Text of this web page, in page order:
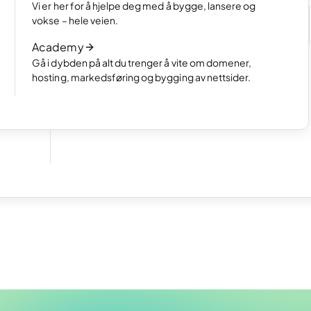
Vi er her for å hjelpe deg med å bygge, lansere og
vokse – hele veien.
Academy
Gå i dybden på alt du trenger å vite om domener,
hosting, markedsføring og bygging av nettsider.
Les artikkelen
Slik fungerer AI-basert nettsidebygging
Les artikkelen